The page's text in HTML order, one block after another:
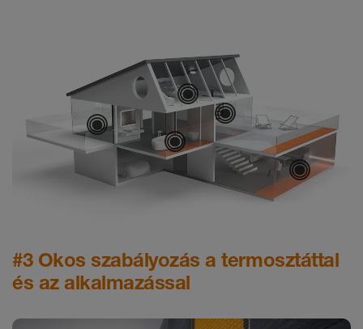
Hálószoba
Fürdőszoba
Konyha Folyosók
#3 Okos szabályozás a termosztáttal
és az alkalmazással